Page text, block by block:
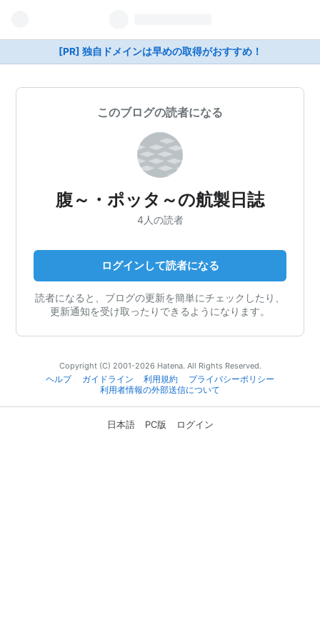
[PR] 独自ドメインは早めの取得がおすすめ！
このブログの読者になる
腹～・ポッタ～の航製日誌
4人の読者
ログインして読者になる
読者になると、ブログの更新を簡単にチェックしたり、
更新通知を受け取ったりできるようになります。
Copyright (C) 2001-2026 Hatena. All Rights Reserved.
ヘルプ
ガイドライン 利用規約
プライバシーポリシー
利用者情報の外部送信について
日本語 PC版 ログイン